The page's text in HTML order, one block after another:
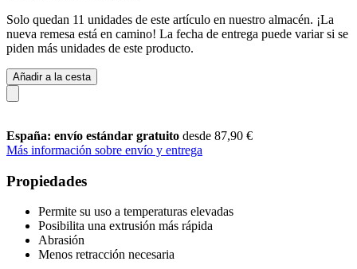
Solo quedan 11 unidades de este artículo en nuestro almacén. ¡La
nueva remesa está en camino! La fecha de entrega puede variar si se
piden más unidades de este producto.
Añadir a la cesta
España: envío estándar gratuito desde 87,90 €
Más información sobre envío y entrega
Propiedades
Permite su uso a temperaturas elevadas
Posibilita una extrusión más rápida
Abrasión
Menos retracción necesaria